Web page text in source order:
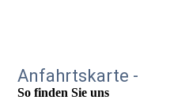
Anfahrtskarte -
So finden Sie uns